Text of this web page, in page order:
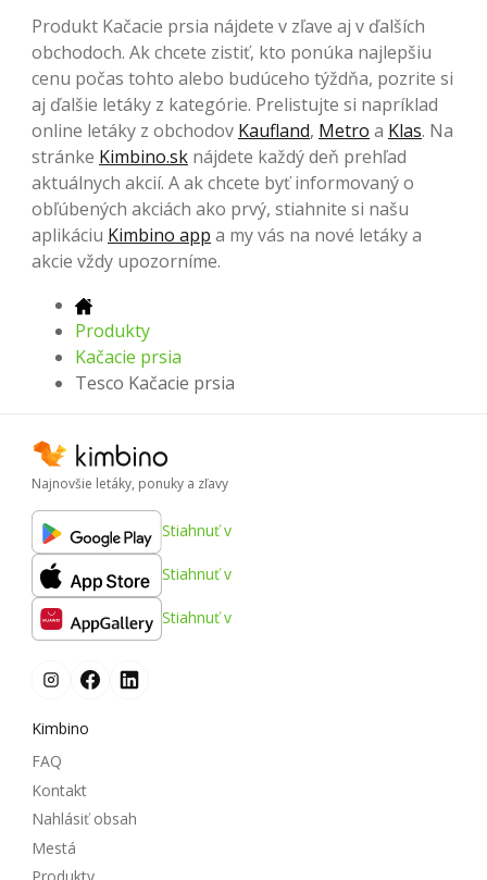
Produkt Kačacie prsia nájdete v zľave aj v ďalších
obchodoch. Ak chcete zistiť, kto ponúka najlepšiu
cenu počas tohto alebo budúceho týždňa, pozrite si
aj ďalšie letáky z kategórie. Prelistujte si napríklad
online letáky z obchodov Kaufland, Metro a Klas. Na
stránke Kimbino.sk nájdete každý deň prehľad
aktuálnych akcií. A ak chcete byť informovaný o
obľúbených akciách ako prvý, stiahnite si našu
aplikáciu Kimbino app a my vás na nové letáky a
akcie vždy upozorníme.
Produkty
Kačacie prsia
Tesco Kačacie prsia
Najnovšie letáky, ponuky a zľavy
Stiahnuť v
Stiahnuť v
Stiahnuť v
Kimbino
FAQ
Kontakt
Nahlásiť obsah
Mestá